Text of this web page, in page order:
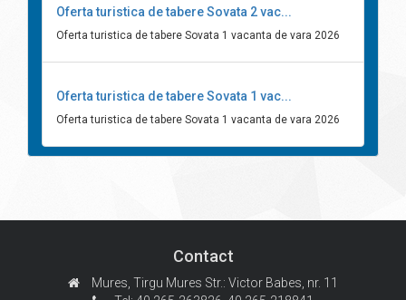
Oferta turistica de tabere Sovata 2 vac...
Oferta turistica de tabere Sovata 1 vacanta de vara 2026
Oferta turistica de tabere Sovata 1 vac...
Oferta turistica de tabere Sovata 1 vacanta de vara 2026
Contact
Mures, Tirgu Mures Str.: Victor Babes, nr. 11